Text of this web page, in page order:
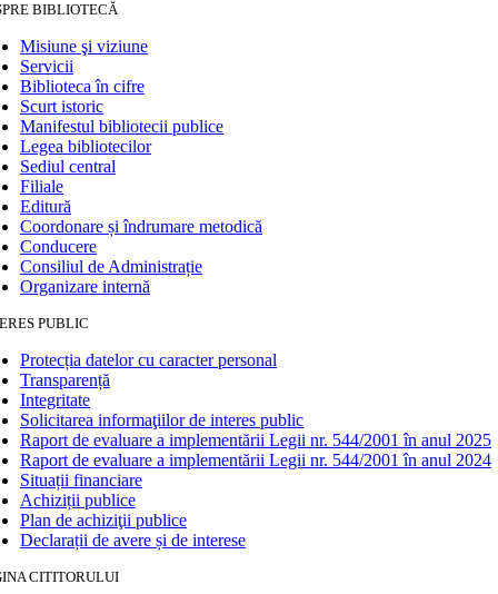
BIBLIOTECĂ
Misiune şi viziune
Servicii
Biblioteca în cifre
Scurt istoric
Manifestul bibliotecii publice
Legea bibliotecilor
Sediul central
Filiale
Editură
Coordonare și îndrumare metodică
Conducere
Consiliul de Administrație
Organizare internă
PUBLIC
Protecția datelor cu caracter personal
Transparență
Integritate
Solicitarea informaţiilor de interes public
Raport de evaluare a implementării Legii nr. 544/2001 în anul 2025
Raport de evaluare a implementării Legii nr. 544/2001 în anul 2024
Situații financiare
Achiziții publice
Plan de achiziţii publice
Declarații de avere și de interese
CITITORULUI